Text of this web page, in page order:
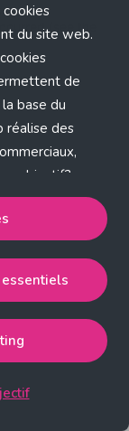
du site web.
de
base du
réalise des
objectif?
et
accepte
(see the